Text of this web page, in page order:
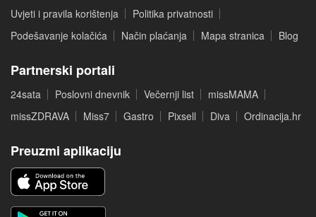
Uvjeti i pravila korištenja
Politika privatnosti
Podešavanje kolačića
Način plaćanja Mapa stranica Blog
Partnerski portali
24sata Poslovni dnevnik Večernji list
missMAMA
missZDRAVA
Miss7 Gastro Pixsell Diva Ordinacija.hr
Preuzmi aplikaciju